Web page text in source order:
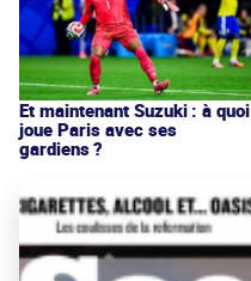
Et maintenant Suzuki : à quoi
joue Paris avec ses
gardiens ?